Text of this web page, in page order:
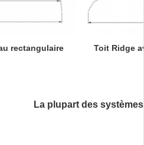
rectangulaire Toit Ridge
La plupart des